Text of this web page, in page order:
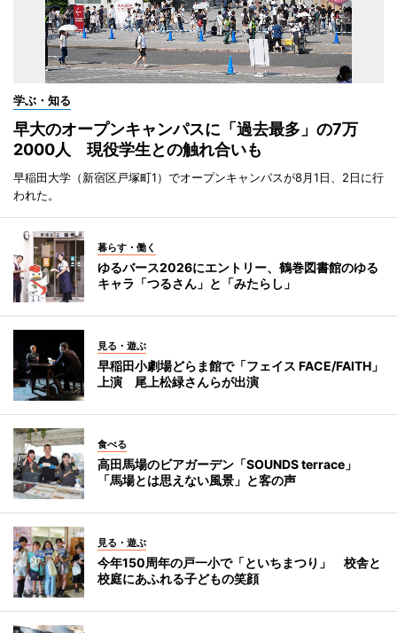
学ぶ・知る
早大のオープンキャンパスに「過去最多」の7万
2000人 現役学生との触れ合いも
早稲田大学（新宿区戸塚町1）でオープンキャンパスが8月1日、2日に行
われた。
暮らす・働く
ゆるバース2026にエントリー、鶴巻図書館のゆる
キャラ「つるさん」と「みたらし」
見る・遊ぶ
早稲田小劇場どらま館で「フェイス FACE/FAITH」
上演 尾上松緑さんらが出演
食べる
高田馬場のビアガーデン「SOUNDS terrace」
「馬場とは思えない風景」と客の声
見る・遊ぶ
今年150周年の戸一小で「といちまつり」 校舎と
校庭にあふれる子どもの笑顔